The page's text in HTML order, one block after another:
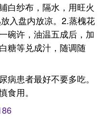
白纱布，隔水，用旺火
入盘内放凉。2.蒸槐花
碗许，油温五成后，加
糖等兑成汁，随调随
病患者最好不要多吃。
食用。